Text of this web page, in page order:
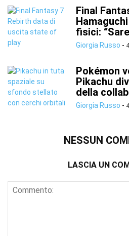
Final
fisici:
Giorgia Russo -
Pokémon
Pikachu
della
Giorgia Russo -
NESSUN
LASCIA UN